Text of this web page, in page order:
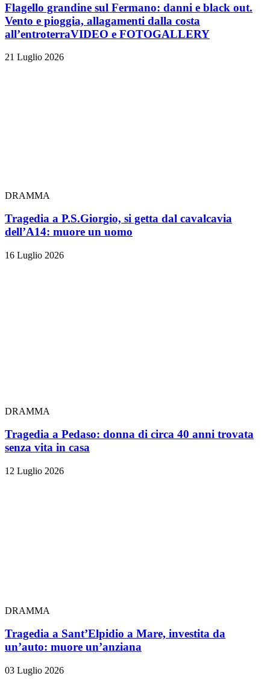
Flagello grandine sul Fermano: danni e black out.
Vento e pioggia, allagamenti dalla costa
all’entroterraVIDEO e FOTOGALLERY
21 Luglio 2026
DRAMMA
Tragedia a P.S.Giorgio, si getta dal cavalcavia
dell’A14: muore un uomo
16 Luglio 2026
DRAMMA
Tragedia a Pedaso: donna di circa 40 anni trovata
senza vita in casa
12 Luglio 2026
DRAMMA
Tragedia a Sant’Elpidio a Mare, investita da
un’auto: muore un’anziana
03 Luglio 2026